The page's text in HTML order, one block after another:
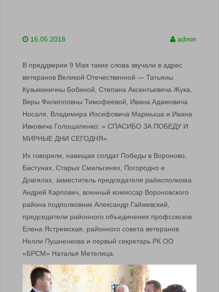
16.05.2018 admin
В преддверии 9 Мая такие слова звучали в адрес
ветеранов Великой Отечественной — Татьяны
Кузьминичны Бобиной, Степана Аксентьевича Жука,
Веры Филипповны Тимофеевой, Ивана Адамовича
Носаля, Владимира Иосифовича Мармыша и Ивана
Ивковича Голощапенко: » СПАСИБО ЗА ПОБЕДУ И
МИРНЫЕ ДНИ СЕГОДНЯ»
Их говорили, навещая солдат Победы в Вороново,
Бастунах, Старых Смильгинях, Погородно и
Довгялах, заместитель председателя райисполкома
Андрей Карпович, военный комиссар Вороновского
района подполковник Александр Гайжевский,
председатели районного объединения профсоюзов
Елена Ястремская, районного совета ветеранов
Нелли Пушненкова и первый секретарь РК ОО
«БРСМ» Наталья Метелица.